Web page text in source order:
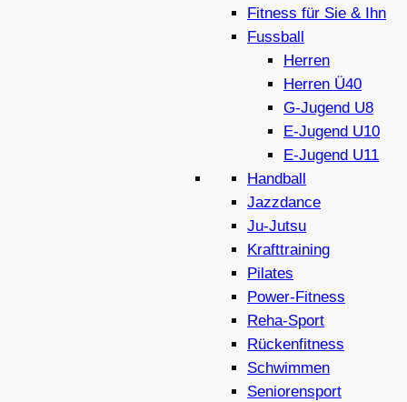
Fitness für Sie & Ihn
Fussball
Herren
Herren Ü40
G-Jugend U8
E-Jugend U10
E-Jugend U11
Handball
Jazzdance
Ju-Jutsu
Krafttraining
Pilates
Power-Fitness
Reha-Sport
Rückenfitness
Schwimmen
Seniorensport